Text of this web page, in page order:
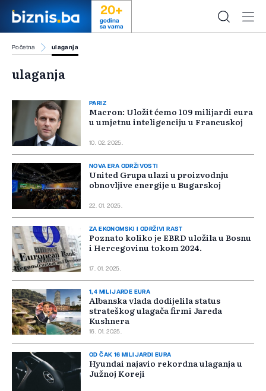
20+
godina
sa vama
Početna ulaganja
ulaganja
PARIZ
Macron: Uložit ćemo 109 milijardi eura
u umjetnu inteligenciju u Francuskoj
10. 02. 2025.
NOVA ERA ODRŽIVOSTI
United Grupa ulazi u proizvodnju
obnovljive energije u Bugarskoj
22. 01. 2025.
ZA EKONOMSKI I ODRŽIVI RAST
Poznato koliko je EBRD uložila u Bosnu
i Hercegovinu tokom 2024.
17. 01. 2025.
1,4 MILIJARDE EURA
Albanska vlada dodijelila status
strateškog ulagača firmi Jareda
Kushnera
16. 01. 2025.
OD ČAK 16 MILIJARDI EURA
Hyundai najavio rekordna ulaganja u
Južnoj Koreji